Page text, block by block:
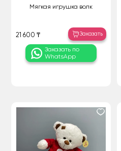
Мягкая игрушка волк
21 600 ₸ Заказать
Заказать по
WhatsApp